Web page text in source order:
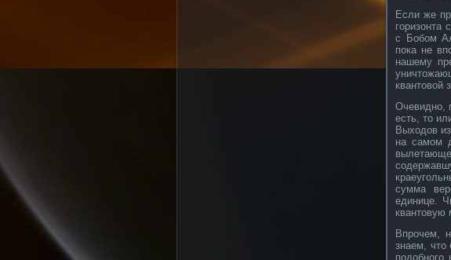
Если же
горизонта
с Бобом
пока не
нашему
квантовой
Очевидно,
есть, то
Выходов
на самом
сумма
единице.
квантовую
Впрочем,
знаем, что